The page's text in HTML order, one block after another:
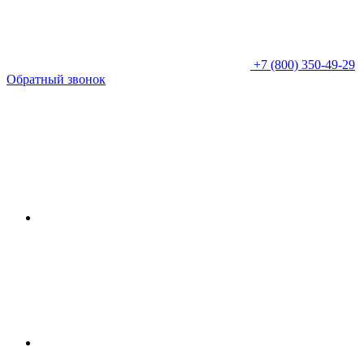
+7 (800) 350-49-29
Обратный звонок